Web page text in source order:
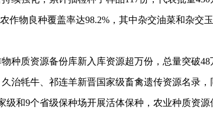
作物良种覆盖率达98.2%，其中杂交油菜和杂交
质资源备份库新入库资源超万份，总量突破48
治牦牛、祁连羊新晋国家级畜禽遗传资源名录
和9个省级保种场开展活体保种，农业种质资源